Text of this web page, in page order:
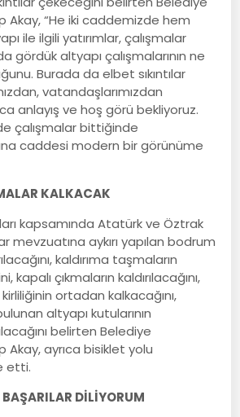
Akay, “He iki caddemizde hem
ile ilgili yatırımlar, çalışmalar
gördük altyapı çalışmalarının ne
Burada da elbet sıkıntılar
vatandaşlarımızdan
anlayış ve hoş görü bekliyoruz.
çalışmalar bittiğinde
caddesi modern bir görünüme
KALKACAK
kapsamında Atatürk ve Öztrak
mevzuatına aykırı yapılan bodrum
kaldırıma taşmaların
çıkmaların kaldırılacağını,
ortadan kalkacağını,
altyapı kutularının
belirten Belediye
Akay, ayrıca bisiklet yolu
etti.
DİLİYORUM